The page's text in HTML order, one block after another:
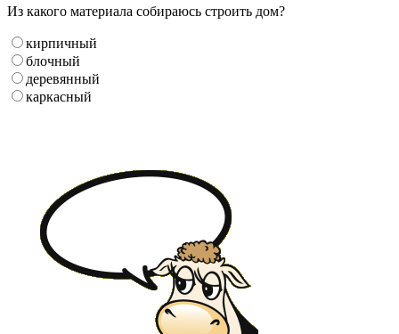
Из какого материала собираюсь строить дом?
кирпичный
блочный
деревянный
каркасный